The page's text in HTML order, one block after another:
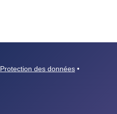
Protection des données •